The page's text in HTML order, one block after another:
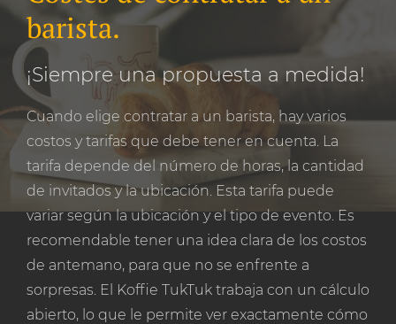
barista.
¡Siempre una propuesta a medida!
Cuando elige contratar a un barista, hay varios
costos y tarifas que debe tener en cuenta. La
tarifa depende del número de horas, la cantidad
de invitados y la ubicación. Esta tarifa puede
variar según la ubicación y el tipo de evento. Es
recomendable tener una idea clara de los costos
de antemano, para que no se enfrente a
sorpresas. El Koffie TukTuk trabaja con un cálculo
abierto, lo que le permite ver exactamente cómo